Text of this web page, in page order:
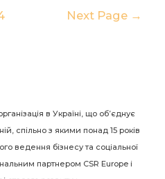
Next Page →
в Україні, що об’єднує
спільно з якими понад 15 років
ведення бізнесу та соціальної
партнером CSR Europe і